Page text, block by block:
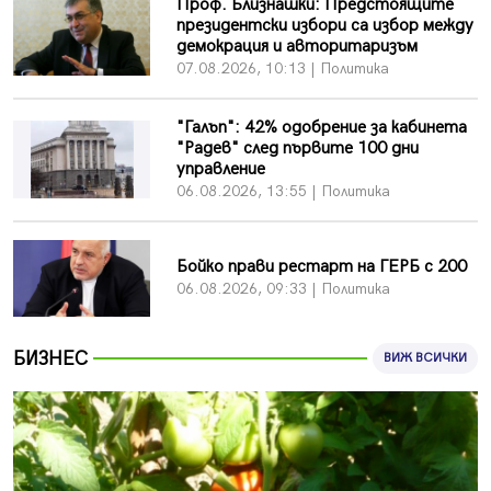
Върви почистване на главен път от квартал „Бела
вода“ до кв. „Църква“
06.08.2026, 10:57
Четири сигнала до пожарната в Перник за денонощие,
пожарникарите призовават към повишено внимание
06.08.2026, 09:43
Много заразен вирус върлува в Перник
Проверки за спазване правилата за пожарна
безопасност по време на жътвената кампания в
Перник
06.08.2026, 07:51
Ето какви забавления ще има през август в Перник
Пернишки експерт за фишинг измамите:
Проверявайте съмнителните линкове в bezopasno.net
05.08.2026, 15:42
Проф. Близнашки: Предстоящите
президентски избори са избор между
демокрация и авторитаризъм
07.08.2026, 10:13 | Политика
"Галъп": 42% одобрение за кабинета
"Радев" след първите 100 дни
управление
06.08.2026, 13:55 | Политика
Бойко прави рестарт на ГЕРБ с 200
06.08.2026, 09:33 | Политика
БИЗНЕС ВИЖ ВСИЧКИ